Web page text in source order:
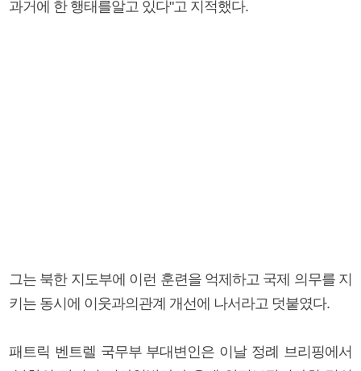
과거에 한 행태를알고 있다"고 지적했다.
그는 북한 지도부에 이런 훈련을 억제하고 국제 의무를 지
키는 동시에 이웃과의관계 개선에 나서라고 덧붙였다.
패트릭 벤트렐 국무부 부대변인은 이날 정례 브리핑에서